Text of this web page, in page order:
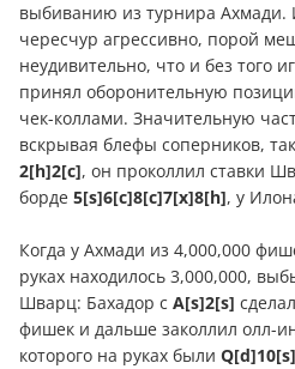
выбиванию из турнира Ахмади.
чересчур агрессивно, порой
неудивительно, что и без того
принял оборонительную
чек-коллами. Значительную
вскрывая блефы соперников,
2[h]2[c], он проколлил ставки
борде 5[s]6[c]8[c]7[x]8[h], у
Когда у Ахмади из 4,000,000
руках находилось 3,000,000,
Шварц: Бахадор с А[s]2[s]
фишек и дальше заколлил олл-
которого на руках были Q[d]10[s]